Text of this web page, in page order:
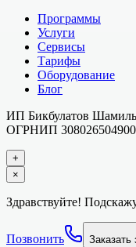
Программы
Услуги
Сервисы
Тарифы
Оборудование
Блог
ИП Бикбулатов
ОГРНИП
+
×
Здравствуйте!
Позвонить Заказать